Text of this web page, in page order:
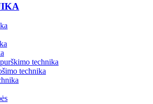
technika
technika